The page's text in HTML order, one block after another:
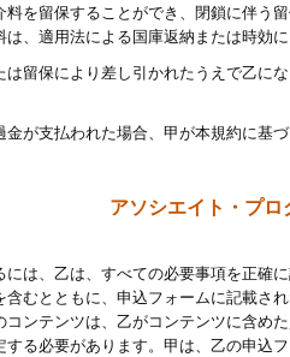
を留保することができ、閉鎖に伴う
、適用法による国庫返納または時効
留保により差し引かれたうえで乙に
が支払われた場合、甲が本規約に基
アソシエイト・プ
は、乙は、すべての必要事項を正確
むとともに、申込フォームに記載さ
ンテンツは、乙がコンテンツに含め
する必要があります。甲は、乙の申込